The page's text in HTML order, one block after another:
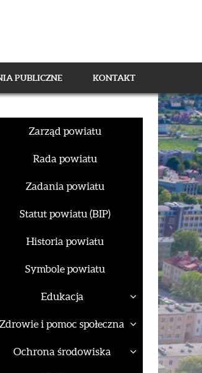
PUBLICZNE KONTAKT
Zarząd powiatu
Rada powiatu
Zadania powiatu
Statut powiatu (BIP)
Historia powiatu
Symbole powiatu
Edukacja
Zdrowie i pomoc społeczna
Ochrona środowiska